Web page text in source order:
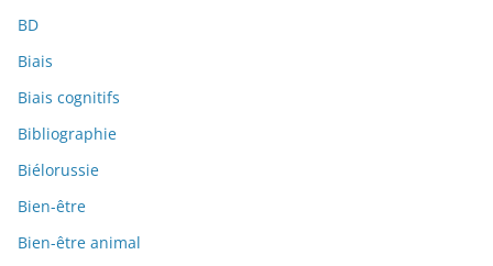
BD
Biais
Biais cognitifs
Bibliographie
Biélorussie
Bien-être
Bien-être animal